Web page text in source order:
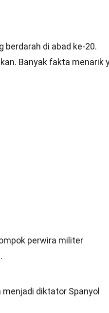
berdarah di abad ke-20.
Banyak fakta menarik
perwira militer
diktator Spanyol